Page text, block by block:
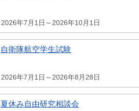
2026年7月1日～2026年10月1日
自衛隊航空学生試験
2026年7月1日～2026年8月28日
夏休み自由研究相談会